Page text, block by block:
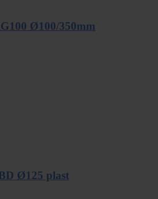
Ø100/350mm
Ø125 plast